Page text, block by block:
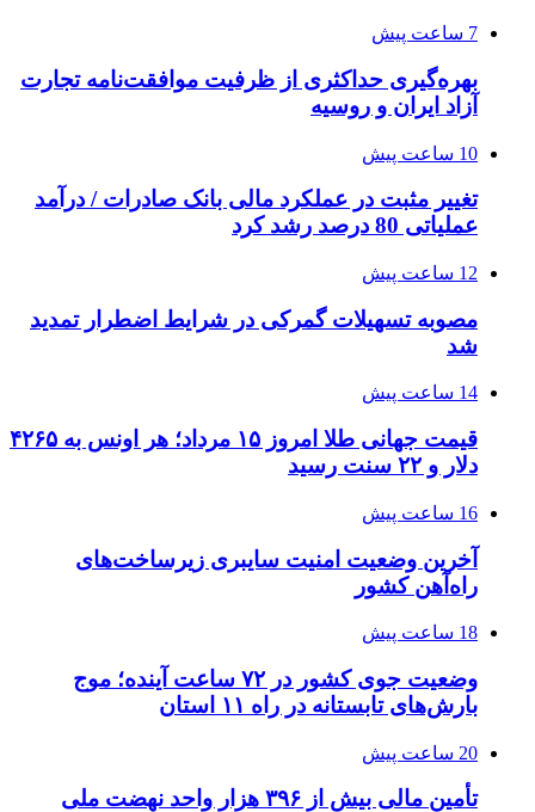
7 ساعت پیش
بهره‌گیری حداکثری از ظرفیت موافقت‌نامه تجارت
آزاد ایران و روسیه
10 ساعت پیش
تغییر مثبت در عملکرد مالی بانک صادرات / درآمد
عملیاتی 80 درصد رشد کرد
12 ساعت پیش
مصوبه تسهیلات گمرکی در شرایط اضطرار تمدید
شد
14 ساعت پیش
قیمت جهانی طلا امروز ۱۵ مرداد؛ هر اونس به ۴۲۶۵
دلار و ۲۲ سنت رسید
16 ساعت پیش
آخرین وضعیت امنیت سایبری زیرساخت‌های
راه‌آهن کشور
18 ساعت پیش
وضعیت جوی کشور در ۷۲ ساعت آینده؛ موج
بارش‌های تابستانه در راه ۱۱ استان
20 ساعت پیش
تأمین مالی بیش از ۳۹۶ هزار واحد نهضت ملی